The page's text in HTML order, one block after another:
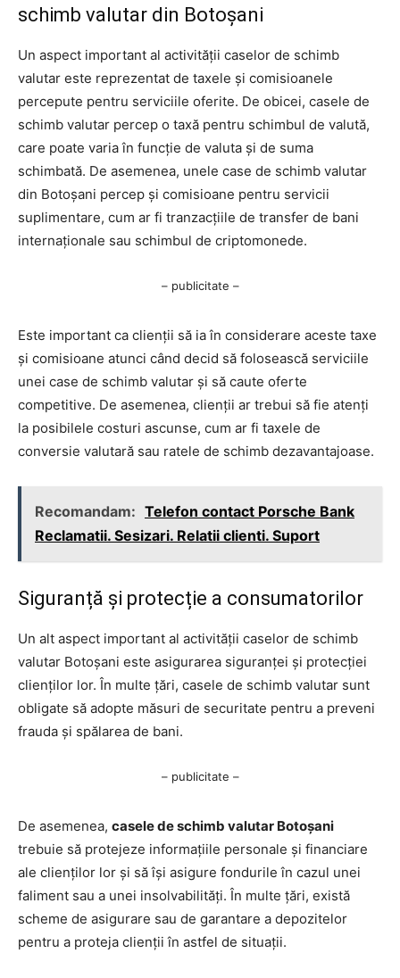
schimb valutar din Botoșani
Un aspect important al activității caselor de schimb
valutar este reprezentat de taxele și comisioanele
percepute pentru serviciile oferite. De obicei, casele de
schimb valutar percep o taxă pentru schimbul de valută,
care poate varia în funcție de valuta și de suma
schimbată. De asemenea, unele case de schimb valutar
din Botoșani percep și comisioane pentru servicii
suplimentare, cum ar fi tranzacțiile de transfer de bani
internaționale sau schimbul de criptomonede.
– publicitate –
Este important ca clienții să ia în considerare aceste taxe
și comisioane atunci când decid să folosească serviciile
unei case de schimb valutar și să caute oferte
competitive. De asemenea, clienții ar trebui să fie atenți
la posibilele costuri ascunse, cum ar fi taxele de
conversie valutară sau ratele de schimb dezavantajoase.
Recomandam: Telefon contact Porsche Bank
Reclamatii. Sesizari. Relatii clienti. Suport
Siguranță și protecție a consumatorilor
Un alt aspect important al activității caselor de schimb
valutar Botoșani este asigurarea siguranței și protecției
clienților lor. În multe țări, casele de schimb valutar sunt
obligate să adopte măsuri de securitate pentru a preveni
frauda și spălarea de bani.
– publicitate –
De asemenea, casele de schimb valutar Botoșani
trebuie să protejeze informațiile personale și financiare
ale clienților lor și să își asigure fondurile în cazul unei
faliment sau a unei insolvabilități. În multe țări, există
scheme de asigurare sau de garantare a depozitelor
pentru a proteja clienții în astfel de situații.